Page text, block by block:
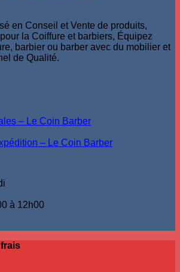
en Conseil et Vente de produits,
la Coiffure et barbiers, Équipez
barbier ou barber avec du mobilier et
de Qualité.
– Le Coin Barber
– Le Coin Barber
à 12h00